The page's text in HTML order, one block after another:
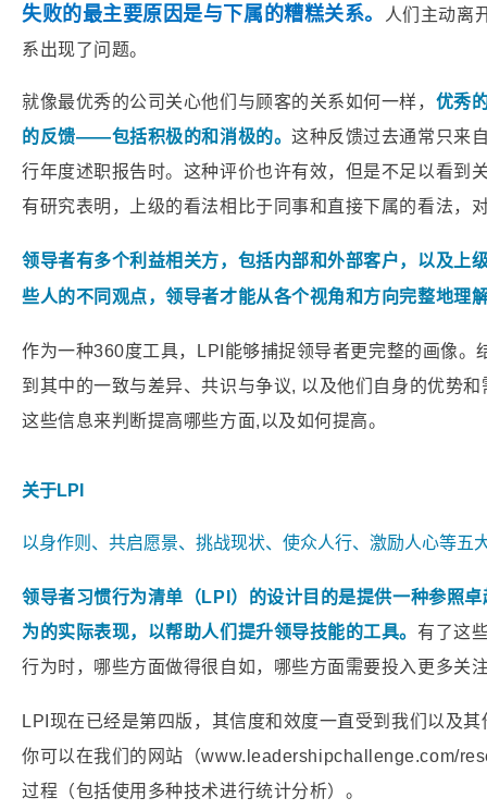
失败的最主要原因是与下属的糟糕关系。
人们主动离
系出现了问题。
就像最优秀的公司关心他们与顾客的关系如何一样， 优秀
的反馈——包括积极的和消极的。这种反馈过去通常只来
行年度述职报告时。这种评价也许有效，但是不足以看到
有研究表明，上级的看法相比于同事和直接下属的看法，
领导者有多个利益相关方，包括内部和外部客户，以及上
些人的不同观点，领导者才能从各个视角和方向完整地理
作为一种360度工具，LPI能够捕捉领导者更完整的画像。
到其中的一致与差异、共识与争议, 以及他们自身的优势
这些信息来判断提高哪些方面,以及如何提高。
关于LPI
以身作则、共启愿景、挑战现状、使众人行、激励人心等五
领导者习惯行为清单（LPI）的设计目的是提供一种参照
为的实际表现，以帮助人们提升领导技能的工具。 有了这
行为时，哪些方面做得很自如，哪些方面需要投入更多关
LPI现在已经是第四版，其信度和效度一直受到我们以及
你可以在我们的网站（www.leadershipchallenge.com/
过程（包括使用多种技术进行统计分析）。